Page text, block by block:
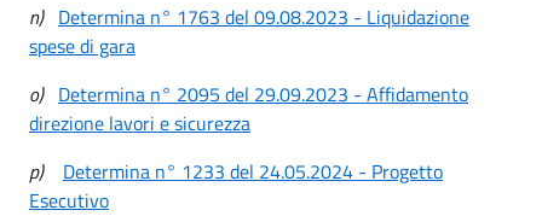
n) Determina n° 1763 del 09.08.2023 - Liquidazione
spese di gara
o) Determina n° 2095 del 29.09.2023 - Affidamento
direzione lavori e sicurezza
p)
Determina n° 1233 del 24.05.2024 - Progetto
Esecutivo